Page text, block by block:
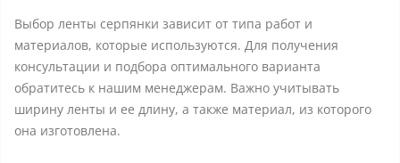
Выбор ленты серпянки зависит от типа работ и
материалов, которые используются. Для получения
консультации и подбора оптимального варианта
обратитесь к нашим менеджерам. Важно учитывать
ширину ленты и ее длину, а также материал, из которого
она изготовлена.